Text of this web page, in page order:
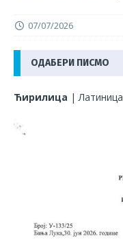
07/07/2026
ОДАБЕРИ ПИСМО
Ћирилица |Латиница